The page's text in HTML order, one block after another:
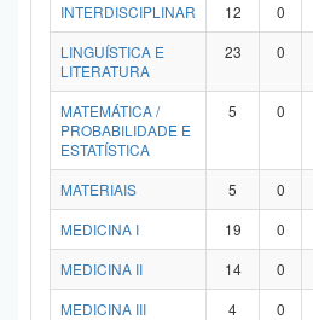
INTERDISCIPLINAR
12 0
LINGUÍSTICA E
LITERATURA
23 0
MATEMÁTICA /
PROBABILIDADE E
ESTATÍSTICA
5 0
MATERIAIS 5 0
MEDICINA I
19 0
MEDICINA II
14 0
MEDICINA III
4 0